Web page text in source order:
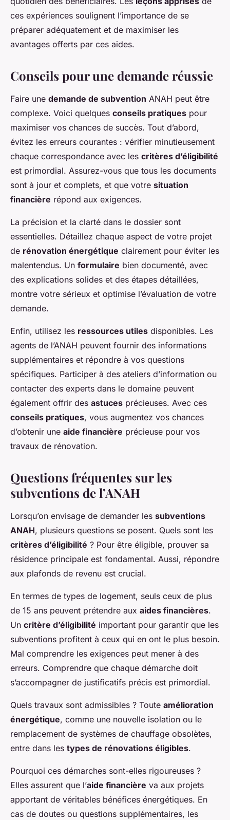
ces expériences soulignent l’importance de se
préparer adéquatement et de maximiser les
avantages offerts par ces aides.
Conseils pour une demande réussie
Faire une demande de subvention ANAH peut être
complexe. Voici quelques conseils pratiques pour
maximiser vos chances de succès. Tout d’abord,
évitez les erreurs courantes : vérifier minutieusement
chaque correspondance avec les critères d’éligibilité
est primordial. Assurez-vous que tous les documents
sont à jour et complets, et que votre situation
financière répond aux exigences.
La précision et la clarté dans le dossier sont
essentielles. Détaillez chaque aspect de votre projet
de rénovation énergétique clairement pour éviter les
malentendus. Un formulaire bien documenté, avec
des explications solides et des étapes détaillées,
montre votre sérieux et optimise l’évaluation de votre
demande.
Enfin, utilisez les ressources utiles disponibles. Les
agents de l’ANAH peuvent fournir des informations
supplémentaires et répondre à vos questions
spécifiques. Participer à des ateliers d’information ou
contacter des experts dans le domaine peuvent
également offrir des astuces précieuses. Avec ces
conseils pratiques, vous augmentez vos chances
d’obtenir une aide financière précieuse pour vos
travaux de rénovation.
Questions fréquentes sur les
subventions de l’ANAH
Lorsqu’on envisage de demander les subventions
ANAH, plusieurs questions se posent. Quels sont les
critères d’éligibilité ? Pour être éligible, prouver sa
résidence principale est fondamental. Aussi, répondre
aux plafonds de revenu est crucial.
En termes de types de logement, seuls ceux de plus
de 15 ans peuvent prétendre aux aides financières.
Un critère d’éligibilité important pour garantir que les
subventions profitent à ceux qui en ont le plus besoin.
Mal comprendre les exigences peut mener à des
erreurs. Comprendre que chaque démarche doit
s’accompagner de justificatifs précis est primordial.
Quels travaux sont admissibles ? Toute amélioration
énergétique, comme une nouvelle isolation ou le
remplacement de systèmes de chauffage obsolètes,
entre dans les types de rénovations éligibles.
Pourquoi ces démarches sont-elles rigoureuses ?
Elles assurent que l’aide financière va aux projets
apportant de véritables bénéfices énergétiques. En
cas de doutes ou questions supplémentaires, les